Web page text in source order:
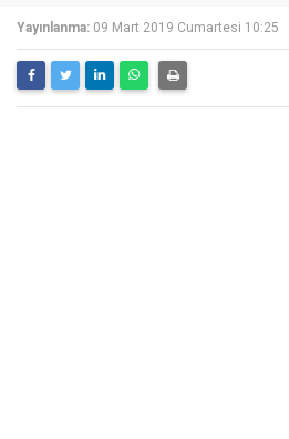
Yayınlanma: 09 Mart 2019 Cumartesi 10:25